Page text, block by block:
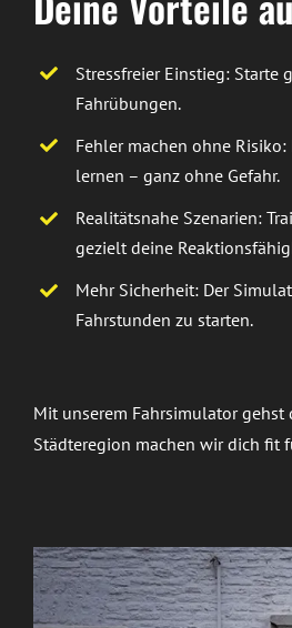
Stressfreier Einstieg: Starte
Fahrübungen.
Fehler machen ohne
lernen – ganz ohne Gefahr.
Realitätsnahe Szenarien:
gezielt deine
Mehr Sicherheit: Der
Fahrstunden zu starten.
Mit unserem Fahrsimulator
Städteregion machen wir dich fit